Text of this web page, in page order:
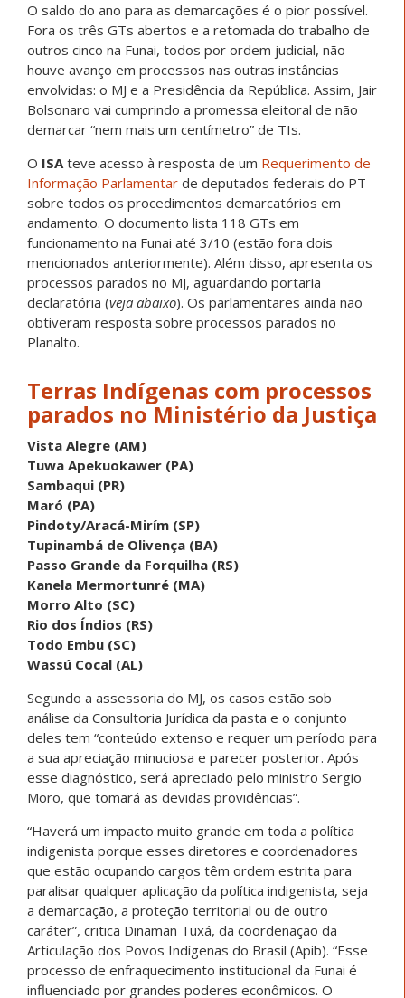
O saldo do ano para as demarcações é o pior possível.
Fora os três GTs abertos e a retomada do trabalho de
outros cinco na Funai, todos por ordem judicial, não
houve avanço em processos nas outras instâncias
envolvidas: o MJ e a Presidência da República. Assim, Jair
Bolsonaro vai cumprindo a promessa eleitoral de não
demarcar “nem mais um centímetro” de TIs.
O ISAteve acesso à resposta de um Requerimento de
Informação Parlamentar de deputados federais do PT
sobre todos os procedimentos demarcatórios em
andamento. O documento lista 118 GTs em
funcionamento na Funai até 3/10 (estão fora dois
mencionados anteriormente). Além disso, apresenta os
processos parados no MJ, aguardando portaria
declaratória (veja abaixo). Os parlamentares ainda não
obtiveram resposta sobre processos parados no
Planalto.
Terras Indígenas com processos
parados no Ministério da Justiça
Vista Alegre (AM)
Tuwa Apekuokawer (PA)
Sambaqui (PR)
Maró (PA)
Pindoty/Aracá-Mirím (SP)
Tupinambá de Olivença (BA)
Passo Grande da Forquilha (RS)
Kanela Mermortunré (MA)
Morro Alto (SC)
Rio dos Índios (RS)
Todo Embu (SC)
Wassú Cocal (AL)
Segundo a assessoria do MJ, os casos estão sob
análise da Consultoria Jurídica da pasta e o conjunto
deles tem “conteúdo extenso e requer um período para
a sua apreciação minuciosa e parecer posterior. Após
esse diagnóstico, será apreciado pelo ministro Sergio
Moro, que tomará as devidas providências”.
“Haverá um impacto muito grande em toda a política
indigenista porque esses diretores e coordenadores
que estão ocupando cargos têm ordem estrita para
paralisar qualquer aplicação da política indigenista, seja
a demarcação, a proteção territorial ou de outro
caráter”, critica Dinaman Tuxá, da coordenação da
Articulação dos Povos Indígenas do Brasil (Apib). “Esse
processo de enfraquecimento institucional da Funai é
influenciado por grandes poderes econômicos. O